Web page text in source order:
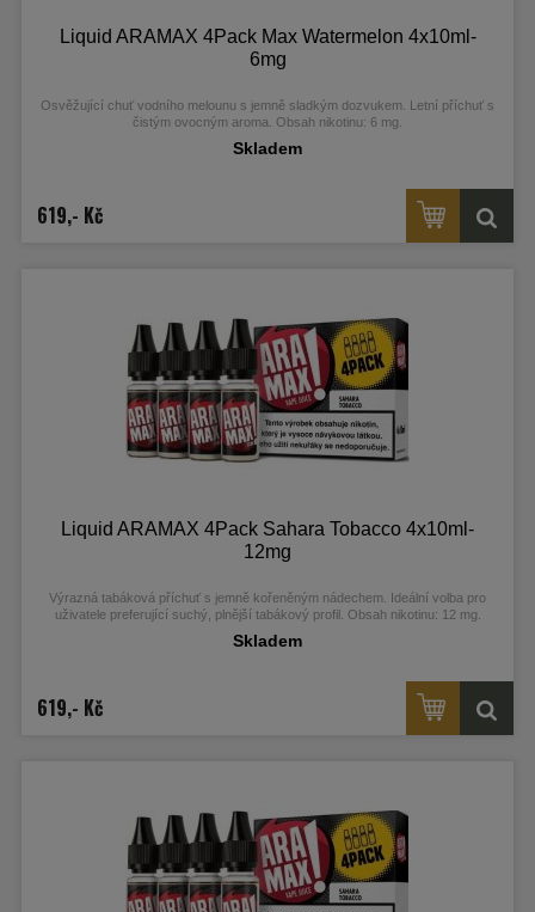
Liquid ARAMAX 4Pack Max Watermelon 4x10ml-
6mg
Osvěžující chuť vodního melounu s jemně sladkým dozvukem. Letní příchuť s
čistým ovocným aroma. Obsah nikotinu: 6 mg.
Skladem
619,- Kč
Liquid ARAMAX 4Pack Sahara Tobacco 4x10ml-
12mg
Výrazná tabáková příchuť s jemně kořeněným nádechem. Ideální volba pro
uživatele preferující suchý, plnější tabákový profil. Obsah nikotinu: 12 mg.
Skladem
619,- Kč